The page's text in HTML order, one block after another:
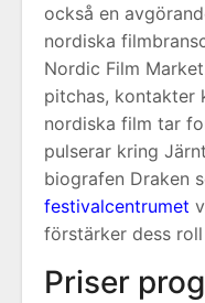
också en
nordiska
Nordic Film
pitchas, kontakter
nordiska film tar
pulserar kring
biografen Draken
festivalcentrumet
förstärker dess
Priser